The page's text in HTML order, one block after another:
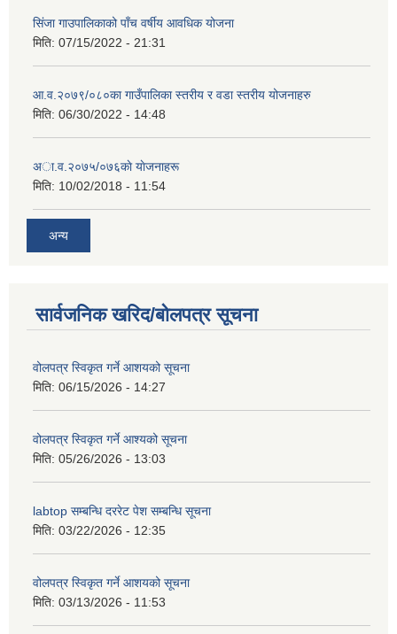
सिंजा गाउपालिकाको पाँच वर्षीय आवधिक योजना
मिति: 07/15/2022 - 21:31
आ.व.२०७९/०८०का गाउँपालिका स्तरीय र वडा स्तरीय योजनाहरु
मिति: 06/30/2022 - 14:48
अा‍‍.व.२०७५/०७६काे याेजनाहरू
मिति: 10/02/2018 - 11:54
अन्य
सार्वजनिक खरिद/बोलपत्र सूचना
वोलपत्र स्विकृत गर्ने आशयको सूचना
मिति: 06/15/2026 - 14:27
वोलपत्र स्विकृत गर्ने आश्यको सूचना
मिति: 05/26/2026 - 13:03
labtop सम्बन्धि दररेट पेश सम्बन्धि सूचना
मिति: 03/22/2026 - 12:35
वोलपत्र स्विकृत गर्ने आशयको सूचना
मिति: 03/13/2026 - 11:53